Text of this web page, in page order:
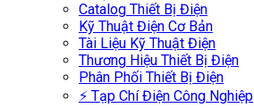
Catalog Thiết Bị Điện
Kỹ Thuật Điện Cơ Bản
Tài Liệu Kỹ Thuật Điện
Thương Hiệu Thiết Bị Điện
Phân Phối Thiết Bị Điện
⚡ Tạp Chí Điện Công Nghiệp